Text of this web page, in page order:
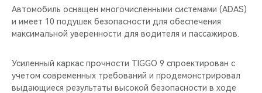
Автомобиль оснащен многочисленными системами (ADAS)
и имеет 10 подушек безопасности для обеспечения
максимальной уверенности для водителя и пассажиров.
Усиленный каркас прочности TIGGO 9 спроектирован с
учетом современных требований и продемонстрировал
выдающиеся результаты высокой безопасности в ходе